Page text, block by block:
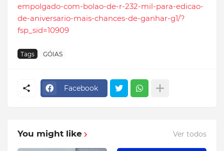
empolgado-com-bolao-de-r-232-mil-para-edicao-
de-aniversario-mais-chances-de-ganhar-g1/?
fsp_sid=10909
Tags GÓIAS
Facebook
You might like Ver todos